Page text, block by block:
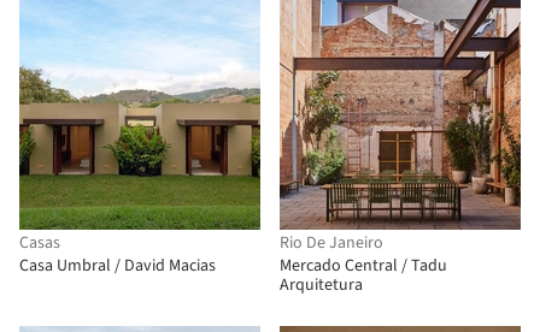
Casas
Casa Umbral / David Macias
Rio De Janeiro
Mercado Central / Tadu
Arquitetura